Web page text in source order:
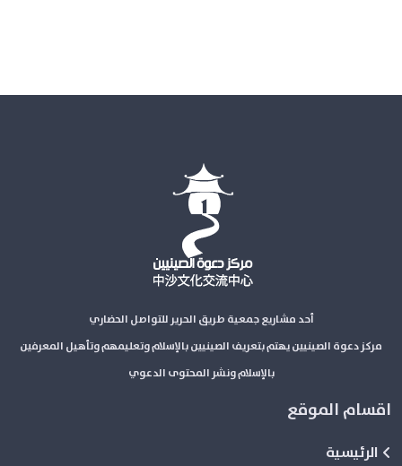
أحد مشاريع جمعية طريق الحرير للتواصل الحضاري
مركز دعوة الصينيين يهتم بتعريف الصينيين بالإسلام وتعليمهم وتأهيل المعرفين
بالإسلام ونشر المحتوى الدعوي
اقسام الموقع
الرئيسية